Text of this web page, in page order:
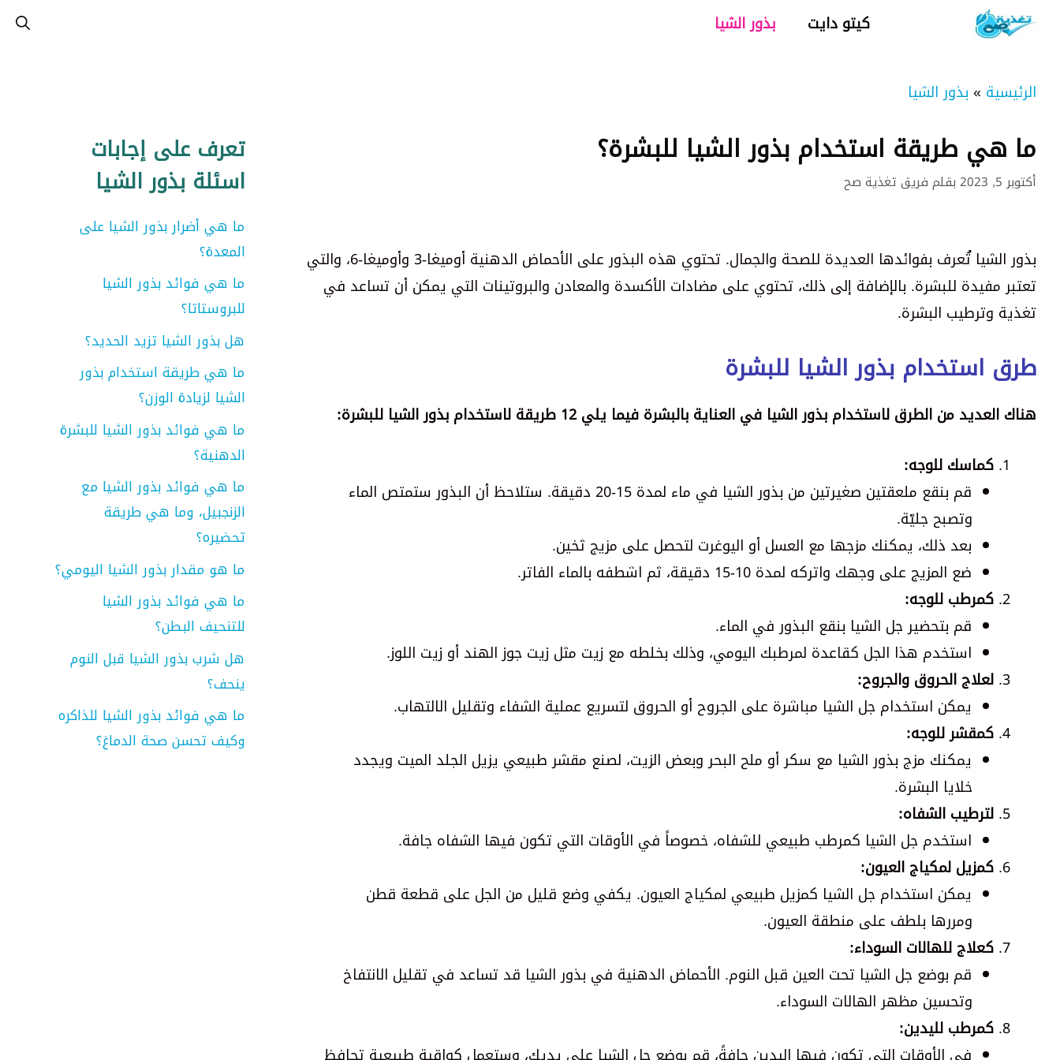
انتقل
كيتو دايت بذور الشيا
الرئيسية » بذور الشيا
ما هي طريقة استخدام بذور الشيا للبشرة؟
أكتوبر 5, 2023 بقلم فريق تغذية صح
بذور الشيا تُعرف بفوائدها العديدة للصحة والجمال. تحتوي هذه البذور على الأحماض الدهنية أوميغا-3 وأوميغا-6، والتي
تعتبر مفيدة للبشرة. بالإضافة إلى ذلك، تحتوي على مضادات الأكسدة والمعادن والبروتينات التي يمكن أن تساعد في
تغذية وترطيب البشرة.
طرق استخدام بذور الشيا للبشرة
هناك العديد من الطرق لاستخدام بذور الشيا في العناية بالبشرة فيما يلي 12 طريقة لاستخدام بذور الشيا للبشرة:
كماسك للوجه:
قم بنقع ملعقتين صغيرتين من بذور الشيا في ماء لمدة 15-20 دقيقة. ستلاحظ أن البذور ستمتص الماء
وتصبح جليّة.
بعد ذلك، يمكنك مزجها مع العسل أو اليوغرت لتحصل على مزيج ثخين.
ضع المزيج على وجهك واتركه لمدة 10-15 دقيقة، ثم اشطفه بالماء الفاتر.
كمرطب للوجه:
قم بتحضير جل الشيا بنقع البذور في الماء.
استخدم هذا الجل كقاعدة لمرطبك اليومي، وذلك بخلطه مع زيت مثل زيت جوز الهند أو زيت اللوز.
لعلاج الحروق والجروح:
يمكن استخدام جل الشيا مباشرة على الجروح أو الحروق لتسريع عملية الشفاء وتقليل الالتهاب.
كمقشر للوجه:
يمكنك مزج بذور الشيا مع سكر أو ملح البحر وبعض الزيت، لصنع مقشر طبيعي يزيل الجلد الميت ويجدد
خلايا البشرة.
لترطيب الشفاه:
استخدم جل الشيا كمرطب طبيعي للشفاه، خصوصاً في الأوقات التي تكون فيها الشفاه جافة.
كمزيل لمكياج العيون:
يمكن استخدام جل الشيا كمزيل طبيعي لمكياج العيون. يكفي وضع قليل من الجل على قطعة قطن
ومررها بلطف على منطقة العيون.
كعلاج للهالات السوداء:
قم بوضع جل الشيا تحت العين قبل النوم. الأحماض الدهنية في بذور الشيا قد تساعد في تقليل الانتفاخ
وتحسين مظهر الهالات السوداء.
كمرطب لليدين:
تعرف على إجابات
اسئلة بذور الشيا
ما هي أضرار بذور الشيا على
المعدة؟
ما هي فوائد بذور الشيا
للبروستاتا؟
هل بذور الشيا تزيد الحديد؟
ما هي طريقة استخدام بذور
الشيا لزيادة الوزن؟
ما هي فوائد بذور الشيا للبشرة
الدهنية؟
ما هي فوائد بذور الشيا مع
الزنجبيل، وما هي طريقة
تحضيره؟
ما هو مقدار بذور الشيا اليومي؟
ما هي فوائد بذور الشيا
للتنحيف البطن؟
هل شرب بذور الشيا قبل النوم
ينحف؟
ما هي فوائد بذور الشيا للذاكره
وكيف تحسن صحة الدماغ؟